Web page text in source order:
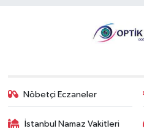
Nöbetçi Eczaneler
İstanbul Namaz Vakitleri